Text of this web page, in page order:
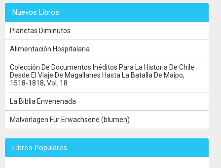
Nuevos Libros
Planetas Diminutos
Alimentación Hospitalaria
Colección De Documentos Inéditos Para La Historia De Chile
Desde El Viaje De Magallanes Hasta La Batalla De Maipo,
1518-1818, Vol. 18
La Biblia Envenenada
Malvorlagen Für Erwachsene (blumen)
Libros Populares